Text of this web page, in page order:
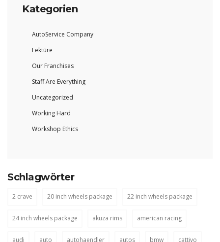
Kategorien
AutoService Company
Lektüre
Our Franchises
Staff Are Everything
Uncategorized
Working Hard
Workshop Ethics
Schlagwörter
2 crave 20 inch wheels package 22 inch wheels package
24 inch wheels package akuza rims american racing
audi auto autohaendler autos bmw cattivo